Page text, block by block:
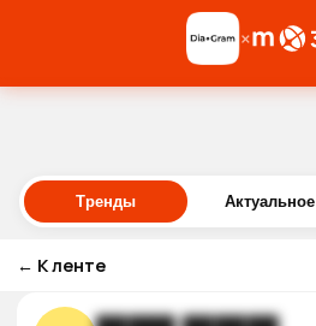
×
Тренды Актуальное
← К ленте